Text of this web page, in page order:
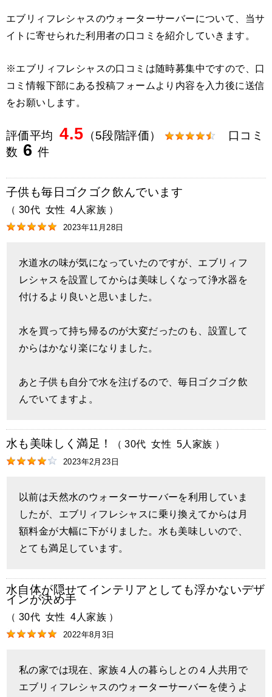
エブリィフレシャスのウォーターサーバーについて、当サ
イトに寄せられた利用者の口コミを紹介していきます。
※エブリィフレシャスの口コミは随時募集中ですので、口
コミ情報下部にある投稿フォームより内容を入力後に送信
をお願いします。
評価平均 4.5 （5段階評価）
口コミ
数 6 件
子供も毎日ゴクゴク飲んでいます
（ 30代 女性 4人家族 ）
2023年11月28日
水道水の味が気になっていたのですが、エブリィフ
レシャスを設置してからは美味しくなって浄水器を
付けるより良いと思いました。
水を買って持ち帰るのが大変だったのも、設置して
からはかなり楽になりました。
あと子供も自分で水を注げるので、毎日ゴクゴク飲
んでいてますよ。
水も美味しく満足！ （ 30代 女性 5人家族 ）
2023年2月23日
以前は天然水のウォーターサーバーを利用していま
したが、エブリィフレシャスに乗り換えてからは月
額料金が大幅に下がりました。水も美味しいので、
とても満足しています。
水自体が隠せてインテリアとしても浮かないデザ
インが決め手
（ 30代 女性 4人家族 ）
2022年8月3日
私の家では現在、家族４人の暮らしとの４人共用で
エブリィフレシャスのウォーターサーバーを使うよ